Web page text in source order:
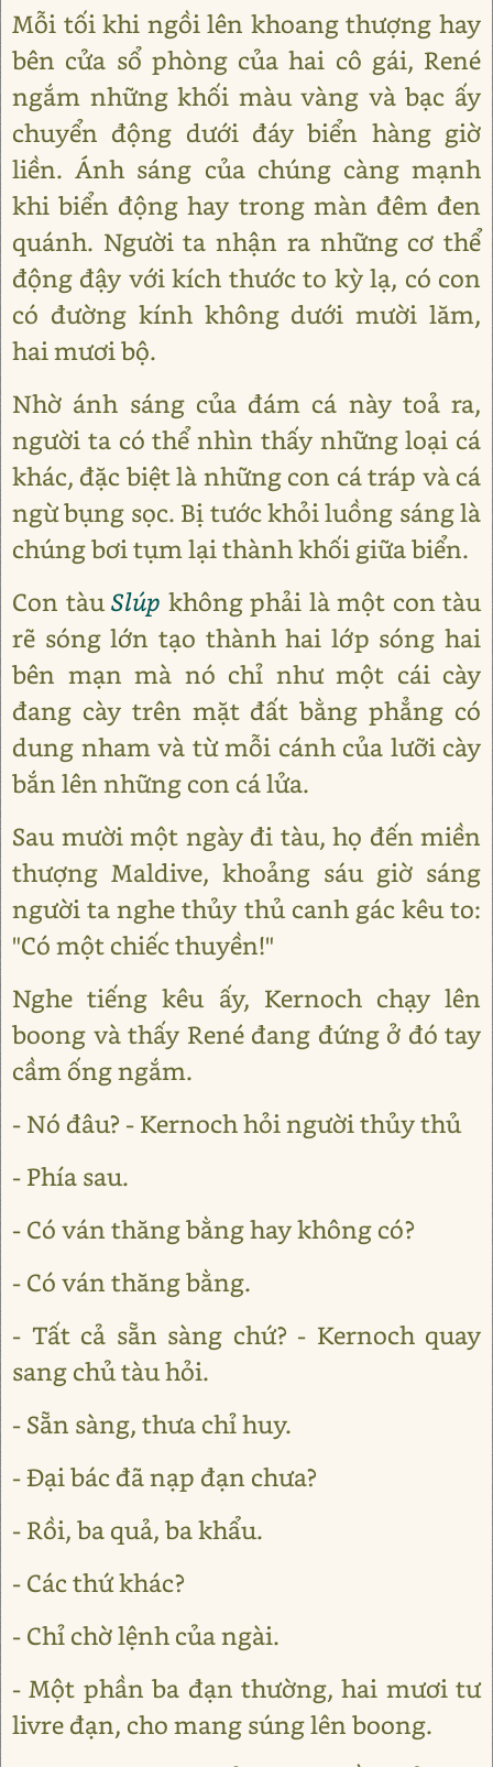
Mỗi tối khi ngồi lên khoang thượng hay
bên cửa sổ phòng của hai cô gái, René
ngắm những khối màu vàng và bạc ấy
chuyển động dưới đáy biển hàng giờ
liền. Ánh sáng của chúng càng mạnh
khi biển động hay trong màn đêm đen
quánh. Người ta nhận ra những cơ thể
động đậy với kích thước to kỳ lạ, có con
có đường kính không dưới mười lăm,
hai mươi bộ.
Nhờ ánh sáng của đám cá này toả ra,
người ta có thể nhìn thấy những loại cá
khác, đặc biệt là những con cá tráp và cá
ngừ bụng sọc. Bị tước khỏi luồng sáng là
chúng bơi tụm lại thành khối giữa biển.
Con tàuSlúp không phải là một con tàu
rẽ sóng lớn tạo thành hai lớp sóng hai
bên mạn mà nó chỉ như một cái cày
đang cày trên mặt đất bằng phẳng có
dung nham và từ mỗi cánh của lưỡi cày
bắn lên những con cá lửa.
Sau mười một ngày đi tàu, họ đến miền
thượng Maldive, khoảng sáu giờ sáng
người ta nghe thủy thủ canh gác kêu to:
"Có một chiếc thuyền!"
Nghe tiếng kêu ấy, Kernoch chạy lên
boong và thấy René đang đứng ở đó tay
cầm ống ngắm.
- Nó đâu? - Kernoch hỏi người thủy thủ
- Phía sau.
- Có ván thăng bằng hay không có?
- Có ván thăng bằng.
- Tất cả sẵn sàng chứ? - Kernoch quay
sang chủ tàu hỏi.
- Sẵn sàng, thưa chỉ huy.
- Đại bác đã nạp đạn chưa?
- Rồi, ba quả, ba khẩu.
- Các thứ khác?
- Chỉ chờ lệnh của ngài.
- Một phần ba đạn thường, hai mươi tư
livre đạn, cho mang súng lên boong.